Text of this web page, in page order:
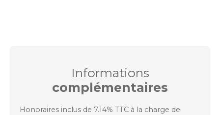
Informations
complémentaires
Honoraires inclus de 7.14% TTC à la charge de